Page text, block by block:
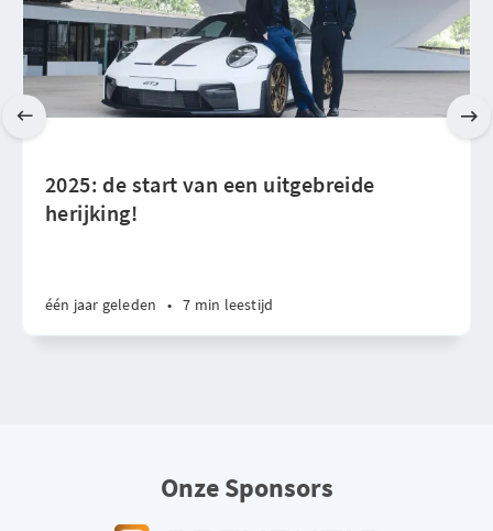
2025: de start van een uitgebreide
herijking!
één jaar geleden • 7 min leestijd
Onze Sponsors